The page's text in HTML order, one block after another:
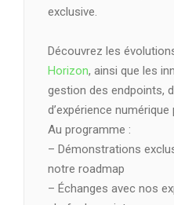
exclusive.
Découvrez les
Horizon, ainsi que les
gestion des endpoints,
d’expérience
Au programme :
– Démonstrations
notre roadmap
– Échanges avec nos